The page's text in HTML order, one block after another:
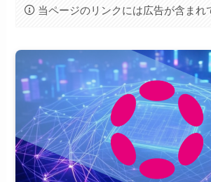
当ページのリンクには広告が含まれ